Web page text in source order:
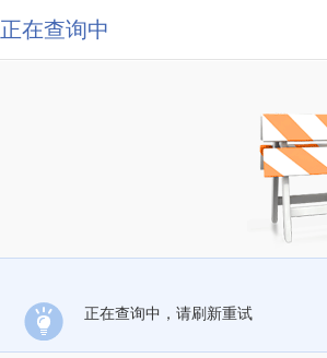
正在查询中
正在查询中，请刷新重试